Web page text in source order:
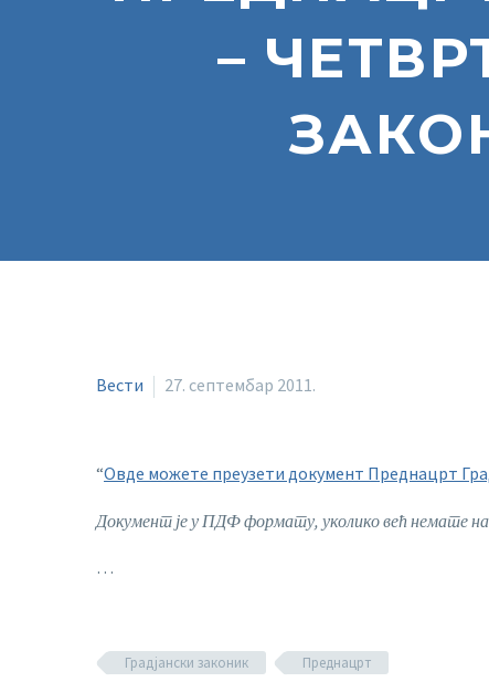
–
Вести 27. септембар 2011.
“Овде можете преузети документ Преднацрт
Документ је у ПДФ формату, уколико већ немате на
…
Градјански законик Преднацрт